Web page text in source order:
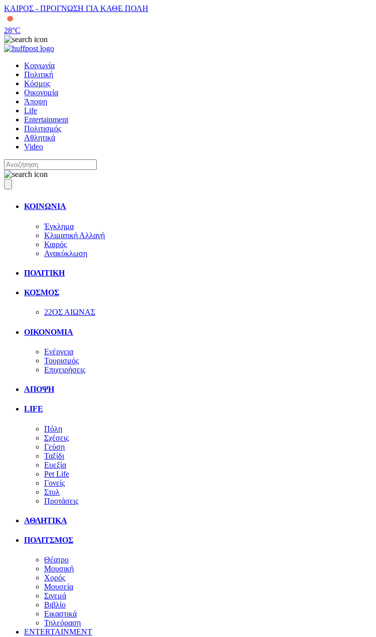
ΚΑΙΡΟΣ - ΠΡΟΓΝΩΣΗ ΓΙΑ ΚΑΘΕ ΠΟΛΗ
28°C
Κοινωνία
Πολιτική
Κόσμος
Οικονομία
Άποψη
Life
Entertainment
Πολιτισμός
Αθλητικά
Video
ΚΟΙΝΩΝΙΑ
Έγκλημα
Κλιματική Αλλαγή
Καιρός
Ανακύκλωση
ΠΟΛΙΤΙΚΗ
ΚΟΣΜΟΣ
22ΟΣ ΑΙΩΝΑΣ
ΟΙΚΟΝΟΜΙΑ
Ενέργεια
Τουρισμός
Επιχειρήσεις
ΑΠΟΨΗ
LIFE
Πόλη
Σχέσεις
Γεύση
Ταξίδι
Ευεξία
Pet Life
Γονείς
Στυλ
Προτάσεις
ΑΘΛΗΤΙΚΑ
ΠΟΛΙΤΣΜΟΣ
Θέατρο
Μουσική
Χορός
Μουσεία
Σινεμά
Βιβλίο
Εικαστικά
Τηλεόραση
ENTERTAINMENT